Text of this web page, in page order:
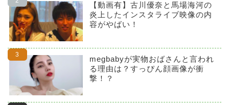
【動画有】古川優奈と馬場海河の
炎上したインスタライブ映像の内
容がやばい！
megbabyが実物おばさんと言われ
る理由は？すっぴん顔画像が衝
撃！？